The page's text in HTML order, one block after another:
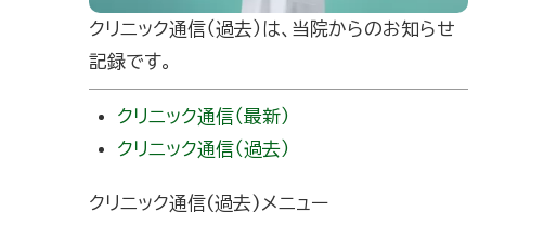
クリニック通信（過去）は、当院からのお知らせ
記録です。
クリニック通信（最新）
クリニック通信（過去）
クリニック通信(過去)メニュー